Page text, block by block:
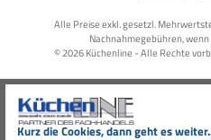
Kurz die Cookies, dann geht es
Alle Preise exkl. gesetzl.
Nachnahmegebühren,
© 2026 Küchenline - Alle Rechte